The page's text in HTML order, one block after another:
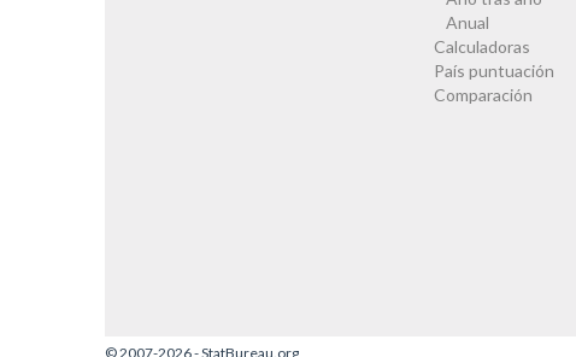
Anual
Calculadoras
País puntuación
Comparación
© 2007-2026 - StatBureau.org